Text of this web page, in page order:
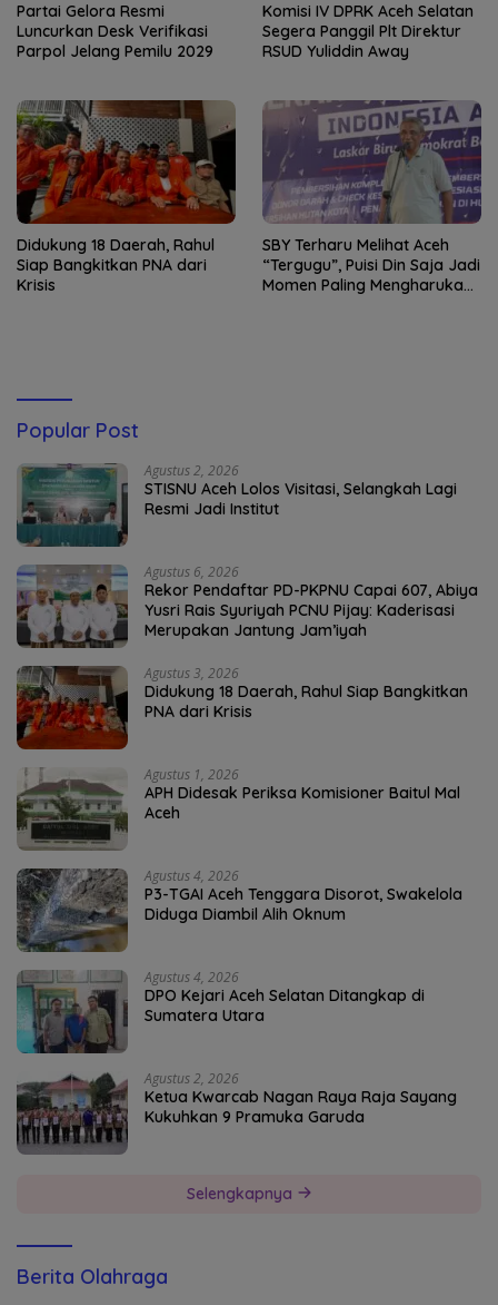
Partai Gelora Resmi
Luncurkan Desk Verifikasi
Parpol Jelang Pemilu 2029
Komisi IV DPRK Aceh Selatan
Segera Panggil Plt Direktur
RSUD Yuliddin Away
Didukung 18 Daerah, Rahul
Siap Bangkitkan PNA dari
Krisis
SBY Terharu Melihat Aceh
“Tergugu”, Puisi Din Saja Jadi
Momen Paling Mengharukan
Popular Post
Agustus 2, 2026
STISNU Aceh Lolos Visitasi, Selangkah Lagi
Resmi Jadi Institut
Agustus 6, 2026
Rekor Pendaftar PD-PKPNU Capai 607, Abiya
Yusri Rais Syuriyah PCNU Pijay: Kaderisasi
Merupakan Jantung Jam’iyah
Agustus 3, 2026
Didukung 18 Daerah, Rahul Siap Bangkitkan
PNA dari Krisis
Agustus 1, 2026
APH Didesak Periksa Komisioner Baitul Mal
Aceh
Agustus 4, 2026
P3-TGAI Aceh Tenggara Disorot, Swakelola
Diduga Diambil Alih Oknum
Agustus 4, 2026
DPO Kejari Aceh Selatan Ditangkap di
Sumatera Utara
Agustus 2, 2026
Ketua Kwarcab Nagan Raya Raja Sayang
Kukuhkan 9 Pramuka Garuda
Selengkapnya
Berita Olahraga